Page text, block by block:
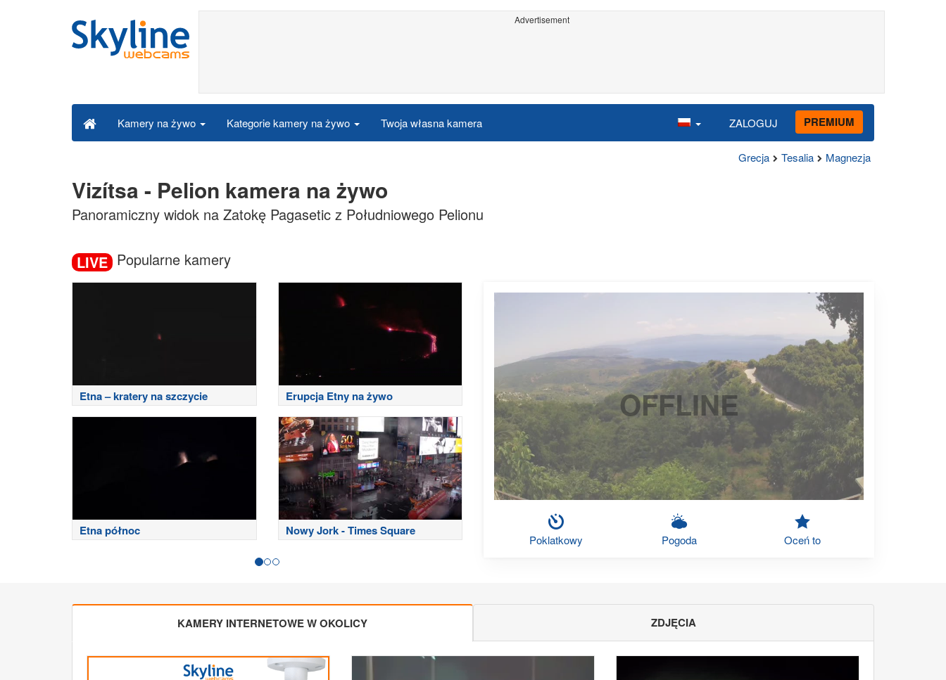
Advertisement
Kamery na żywo Kategorie kamery na żywo Twoja własna kamera ZALOGUJ PREMIUM
Grecja Tesalia Magnezja
Vizítsa - Pelion kamera na żywo
Panoramiczny widok na Zatokę Pagasetic z Południowego Pelionu
LIVE Popularne kamery
Etna – kratery na szczycie Erupcja Etny na żywo
Etna północ Nowy Jork - Times Square
OFFLINE
Poklatkowy Pogoda Oceń to
KAMERY INTERNETOWE W OKOLICY ZDJĘCIA